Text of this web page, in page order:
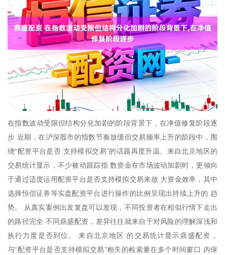
在指数波动受限但结构分化加剧的阶段背景下，在净值修复阶段逐
步 近期，在沪深股市的指数节奏放缓但交易频率上升的阶段中，围
绕“配资平台是否 支持模拟交易”的话题再度升温。来自北京地区的
交易统计显示，不少被动跟踪指 数资金在市场波动加剧时，更倾向
于通过适度运用配资平台是否支持模拟交易来放 大资金效率，其中
选择恒信证券等实盘配资平台进行操作的比例呈现出持续上升的 趋
势。 从真实案例出发复盘可以发现，不同投资者在相似行情下走出
的路径完全 不同鼎盛配资，差异往往就来自于对风险的理解深浅和
执行力度是否到位。 来自北京地区 的交易统计显示鼎盛配资，
与“配资平台是否支持模拟交易”相关的检索量在多个时间窗口 内保